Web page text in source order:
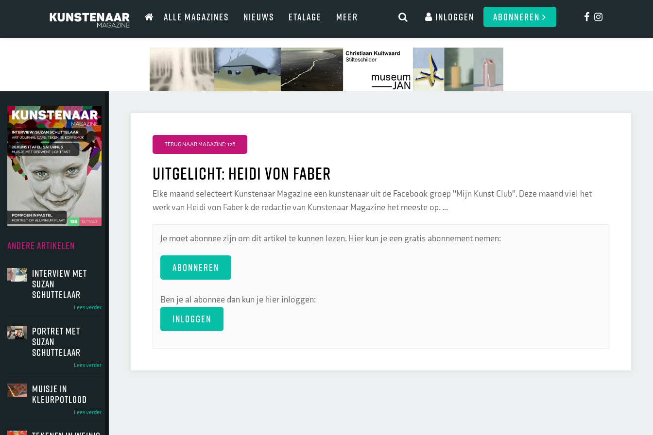
ALLE MAGAZINES NIEUWS ETALAGE MEER Inloggen ABONNEREN
ANDERE ARTIKELEN
Interview met
Suzan
Schuttelaar
Lees verder
Portret met
Suzan
Schuttelaar
Lees verder
Muisje in
kleurpotlood
Lees verder
TERUG NAAR MAGAZINE: 126
Uitgelicht: Heidi von Faber
Elke maand selecteert Kunstenaar Magazine een kunstenaar uit de Facebook groep "Mijn Kunst Club". Deze maand viel het
werk van Heidi von Faber k de redactie van Kunstenaar Magazine het meeste op. ...
Je moet abonnee zijn om dit artikel te kunnen lezen. Hier kun je een gratis abonnement nemen:
ABONNEREN
Ben je al abonnee dan kun je hier inloggen:
INLOGGEN